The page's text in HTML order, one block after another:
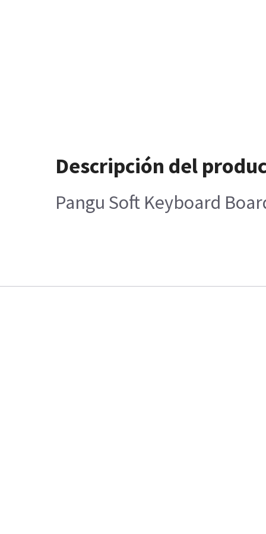
Descripción del
Pangu Soft Keyboard